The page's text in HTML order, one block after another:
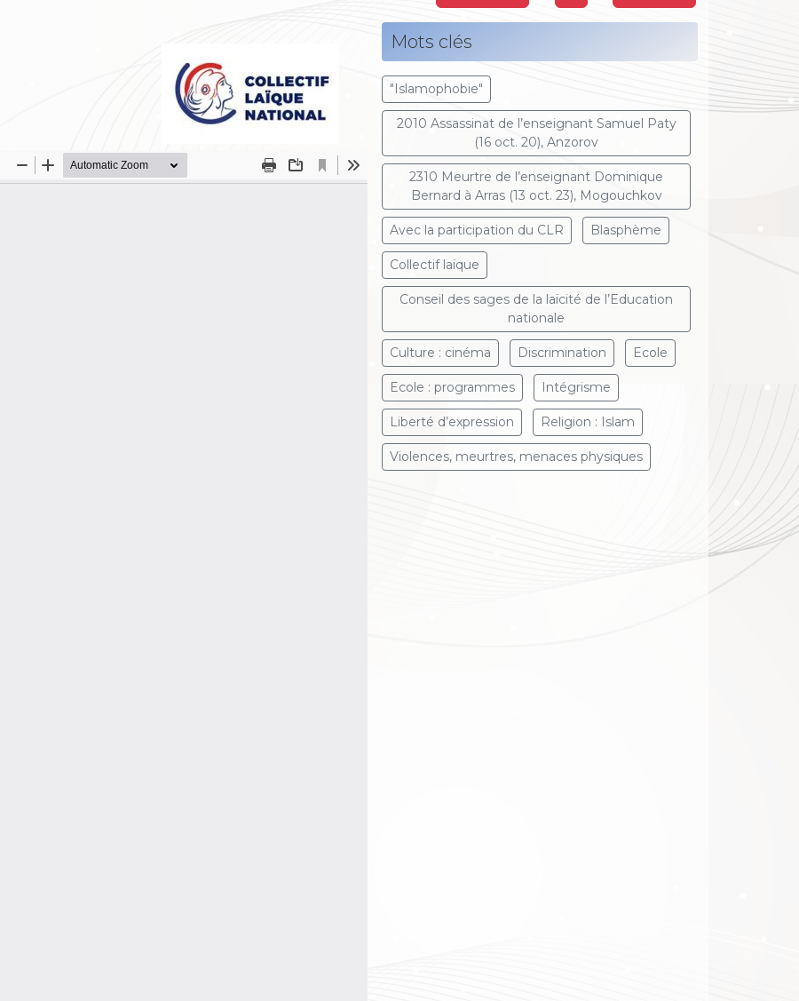
Mots clés
"Islamophobie"
2010 Assassinat de l’enseignant Samuel Paty
(16 oct. 20), Anzorov
2310 Meurtre de l’enseignant Dominique
Bernard à Arras (13 oct. 23), Mogouchkov
Avec la participation du CLR Blasphème
Collectif laïque
Conseil des sages de la laïcité de l’Education
nationale
Culture : cinéma Discrimination Ecole
Ecole : programmes Intégrisme
Liberté d’expression Religion : Islam
Violences, meurtres, menaces physiques